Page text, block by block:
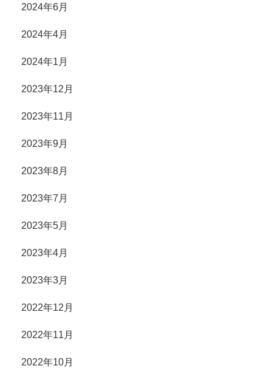
2024年6月
2024年4月
2024年1月
2023年12月
2023年11月
2023年9月
2023年8月
2023年7月
2023年5月
2023年4月
2023年3月
2022年12月
2022年11月
2022年10月